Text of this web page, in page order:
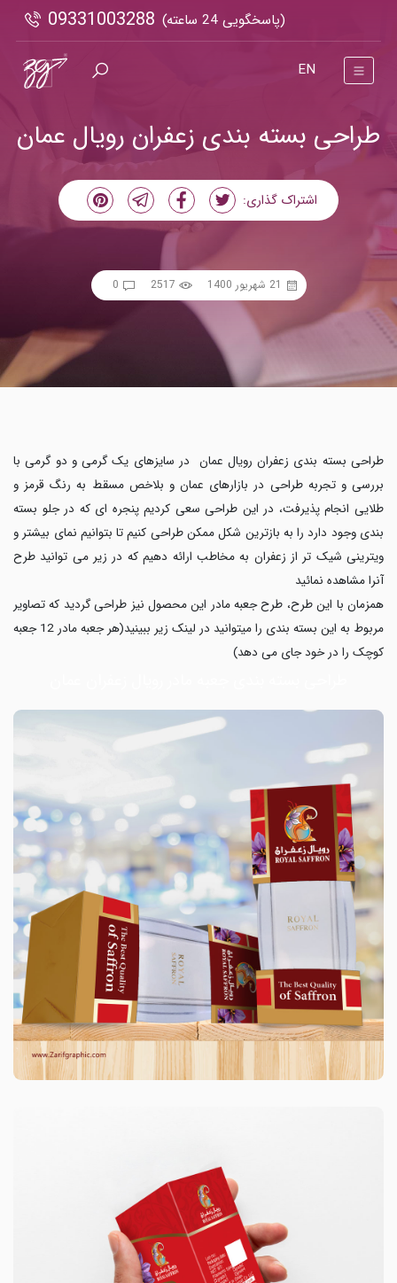
(پاسخگویی 24 ساعته) 09331003288
EN
طراحی بسته بندی زعفران رویال عمان
اشتراک گذاری:
21 شهریور 1400 2517
0
طراحی بسته بندی زعفران رویال عمان در سایزهای یک گرمی و دو گرمی با
بررسی و تجربه طراحی در بازارهای عمان و بلاخص مسقط به رنگ قرمز و
طلایی انجام پذیرفت، در این طراحی سعی کردیم پنجره ای که در جلو بسته
بندی وجود دارد را به بازترین شکل ممکن طراحی کنیم تا بتوانیم نمای بیشتر و
ویترینی شیک تر از زعفران به مخاطب ارائه دهیم که در زیر می توانید طرح
آنرا مشاهده نمائید
همزمان با این طرح، طرح جعبه مادر این محصول نیز طراحی گردید که تصاویر
مربوط به این بسته بندی را میتوانید در لینک زیر ببینید(هر جعبه مادر 12 جعبه
کوچک را در خود جای می دهد)